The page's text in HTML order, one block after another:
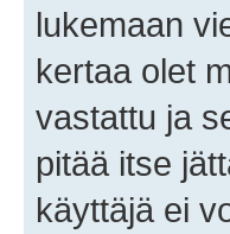
lukemaan
kertaa olet
vastattu ja
pitää itse
käyttäjä ei